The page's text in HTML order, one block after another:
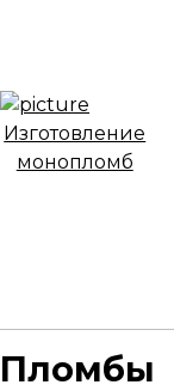
Изготовление
монопломб
Пломбы